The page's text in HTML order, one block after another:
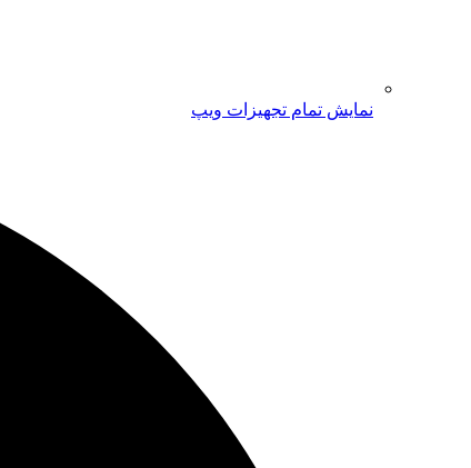
نمایش تمام تجهیزات ویپ